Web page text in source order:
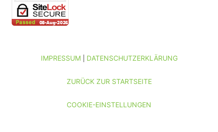
IMPRESSUM| DATENSCHUTZERKLÄRUNG
ZURÜCK ZUR STARTSEITE
COOKIE-EINSTELLUNGEN